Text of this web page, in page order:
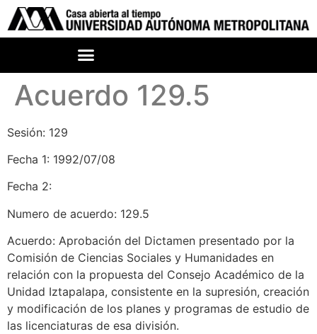
Acuerdo 129.5
Sesión: 129
Fecha 1: 1992/07/08
Fecha 2:
Numero de acuerdo: 129.5
Acuerdo: Aprobación del Dictamen presentado por la
Comisión de Ciencias Sociales y Humanidades en
relación con la propuesta del Consejo Académico de la
Unidad Iztapalapa, consistente en la supresión, creación
y modificación de los planes y programas de estudio de
las licenciaturas de esa división.